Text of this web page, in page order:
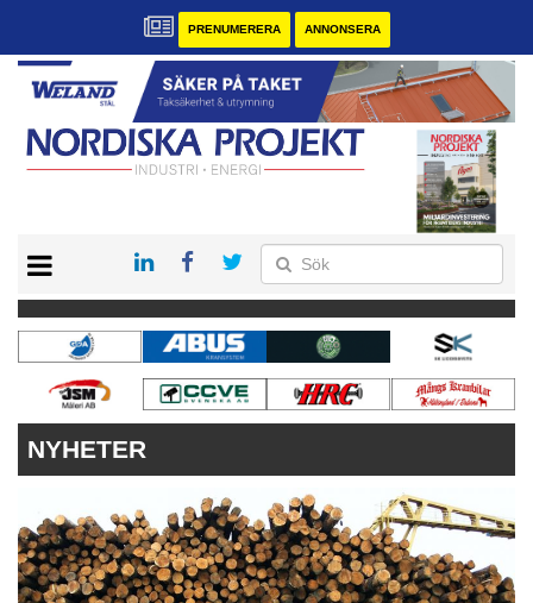
PRENUMERERA ANNONSERA
KONTAKT
VÅRA ANDRA MAGASIN
PRENUMERERA
ANNONSERA
NYHETER